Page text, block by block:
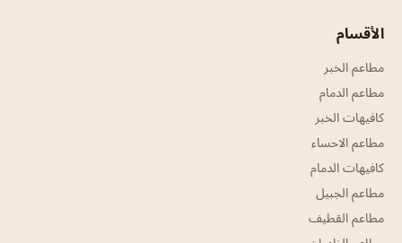
الأقسام
مطاعم الخبر
مطاعم الدمام
كافيهات الخبر
مطاعم الاحساء
كافيهات الدمام
مطاعم الجبيل
مطاعم القطيف